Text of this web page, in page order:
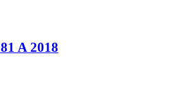
A 2018